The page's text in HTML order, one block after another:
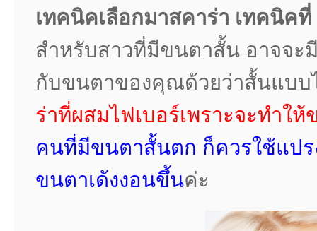
เทคนิคเลือกมาสคาร่า เทคนิค
สำหรับสาวที่มีขนตาสั้น อาจจะ
กับขนตาของคุณด้วยว่าสั้นแบ
ร่าที่ผสมไฟเบอร์เพราะจะทำ
คนที่มีขนตาสั้นตก ก็ควรใช้แปร
ขนตาเด้งงอนขึ้นค่ะ